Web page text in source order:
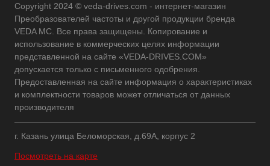
Copyright 2024 © veda-drives.com - интернет-магазин
Преобразователей частоты и другой продукции бренда
VEDA MC. Все права защищены. Копирование и
использование в коммерческих целях информации
представленной на сайте «VEDA-DRIVES.COM»
допускается только с письменного одобрения.
Предоставленная на сайте информация о характеристиках
и комплектности товаров может отличаться от данных
производителя
г. Казань улица Беломорская, д.69А, корпус 2
Посмотреть на карте